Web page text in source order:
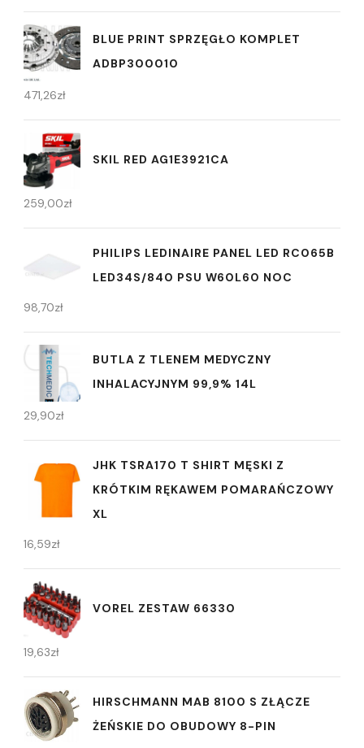
BLUE PRINT SPRZĘGŁO KOMPLET
ADBP300010
471,26zł
SKIL RED AG1E3921CA
259,00zł
PHILIPS LEDINAIRE PANEL LED RC065B
LED34S/840 PSU W60L60 NOC
98,70zł
BUTLA Z TLENEM MEDYCZNY
INHALACYJNYM 99,9% 14L
29,90zł
JHK TSRA170 T SHIRT MĘSKI Z
KRÓTKIM RĘKAWEM POMARAŃCZOWY
XL
16,59zł
VOREL ZESTAW 66330
19,63zł
HIRSCHMANN MAB 8100 S ZŁĄCZE
ŻEŃSKIE DO OBUDOWY 8-PIN